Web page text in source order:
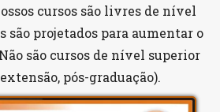
cursos são livres de nível
são projetados para aumentar o
são cursos de nível superior
pós-graduação).